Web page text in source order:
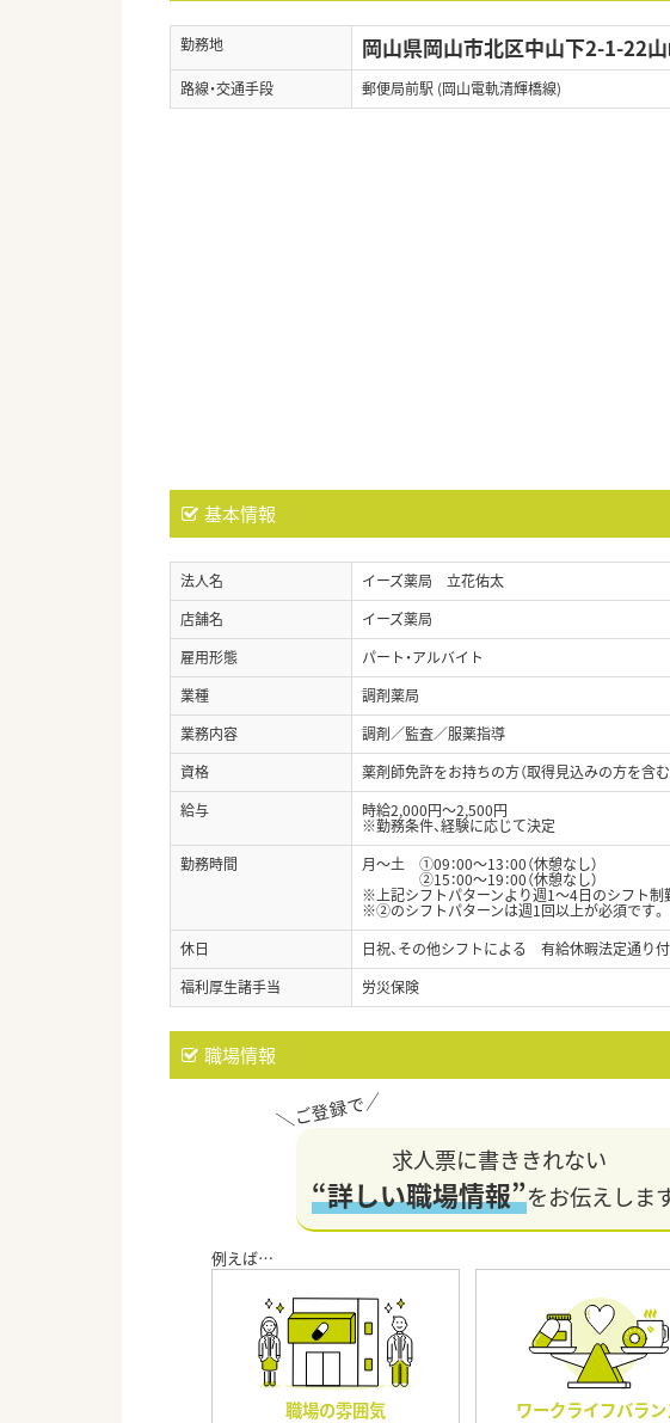
勤務地 岡山県岡山市北区中山下2-1-22
路線・交通手段 郵便局前駅 (岡山電軌清輝橋線)
基本情報
法人名
イーズ薬局 立花佑太
店舗名
イーズ薬局
雇用形態
パート・アルバイト
業種
調剤薬局
業務内容
調剤／監査／服薬指導
資格
薬剤師免許をお持ちの方（取得見込みの方を含む
給与
時給2,000円～2,500円
※勤務条件、経験に応じて決定
勤務時間
月～土 ①09：00～13：00（休憩なし）
②15：00～19：00（休憩なし）
※上記シフトパターンより週1～4日のシフト制
※②のシフトパターンは週1回以上が必須です。
休日
日祝、その他シフトによる 有給休暇法定通り
福利厚生諸手当
労災保険
職場情報
求人票に書ききれない
“詳しい職場情報”をお伝えしま
職場の雰囲気 ワークライフバラン